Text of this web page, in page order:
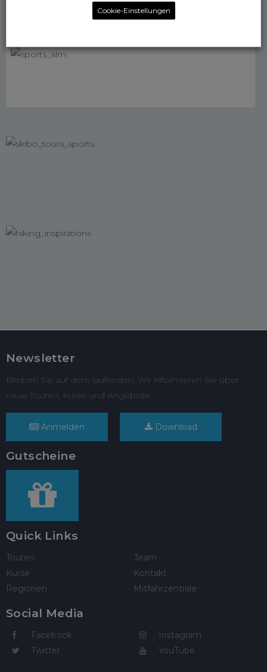
Newsletter
Bleiben Sie auf dem laufenden. Wir informieren Sie über
neue Touren, Kurse und Angebote.
Anmelden Download
Gutscheine
Quick Links
Touren
Kurse
Regionen
Team
Kontakt
Mitfahrzentrale
Social Media
Facebook
Twitter
Instagram
YouTube
Cookie-Einstellungen